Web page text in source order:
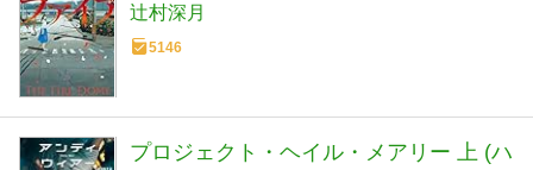
辻村深月
5146
プロジェクト・ヘイル・メアリー 上 (ハ